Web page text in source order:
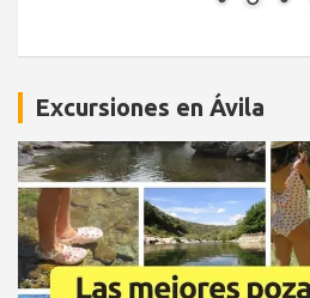
Excursiones en Ávila